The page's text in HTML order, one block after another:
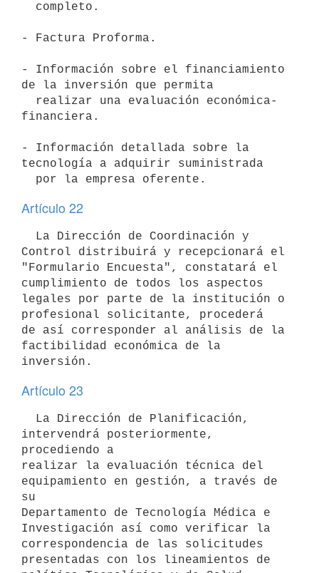
- Factura Proforma.
- Información sobre el financiamiento
de la inversión que permita
financiera.
- Información detallada sobre la
tecnología a adquirir suministrada
Artículo 22
Control distribuirá y recepcionará el
"Formulario Encuesta", constatará el
cumplimiento de todos los aspectos
legales por parte de la institución o
profesional solicitante, procederá
de así corresponder al análisis de la
factibilidad económica de la
Artículo 23
intervendrá posteriormente,
procediendo a
realizar la evaluación técnica del
equipamiento en gestión, a través de
su
Departamento de Tecnología Médica e
Investigación así como verificar la
correspondencia de las solicitudes
presentadas con los lineamientos de